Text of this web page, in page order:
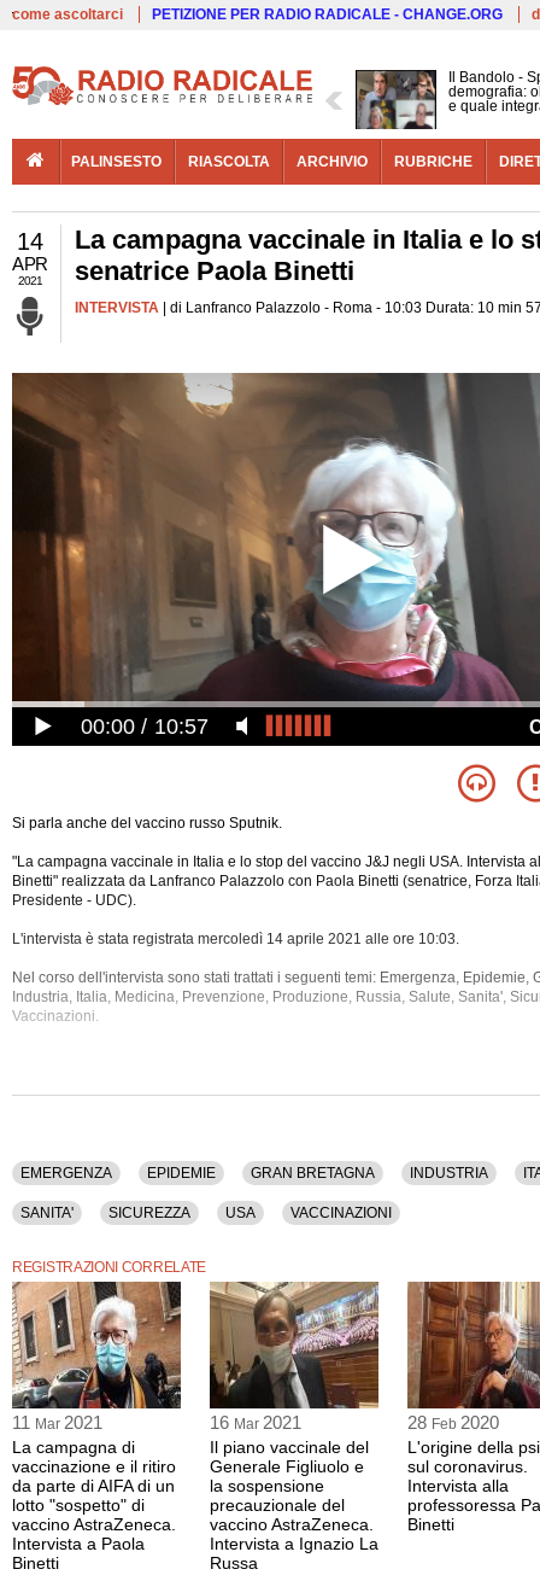
come ascoltarci PETIZIONE PER RADIO RADICALE - CHANGE.ORG
Il Bandolo -
demografia:
e quale
PALINSESTO RIASCOLTA ARCHIVIO RUBRICHE
14
APR
2021
La campagna vaccinale in Italia e lo
senatrice Paola Binetti
INTERVISTA | di Lanfranco Palazzolo - Roma - 10:03 Durata: 10 min
00:00 10:57
Si parla anche del vaccino russo Sputnik.
"La campagna vaccinale in Italia e lo stop del vaccino J&J negli USA. Intervista
Binetti" realizzata da Lanfranco Palazzolo con Paola Binetti (senatrice, Forza
Presidente - UDC).
L'intervista è stata registrata mercoledì 14 aprile 2021 alle ore 10:03.
Nel corso dell'intervista sono stati trattati i seguenti temi: Emergenza, Epidemie,
Industria, Italia, Medicina, Prevenzione, Produzione, Russia, Salute, Sanita',
Vaccinazioni.
Questaintervista è disponibile anche nella sola versione audio.
EMERGENZA EPIDEMIE GRAN BRETAGNA INDUSTRIA
SANITA' SICUREZZA USA VACCINAZIONI
REGISTRAZIONI CORRELATE
11 Mar 2021
La campagna di
vaccinazione e il ritiro
da parte di AIFA di un
lotto "sospetto" di
vaccino AstraZeneca.
Intervista a Paola
Binetti
16 Mar 2021
Il piano vaccinale del
Generale Figliuolo e
la sospensione
precauzionale del
vaccino AstraZeneca.
Intervista a Ignazio La
Russa
28 Feb 2020
L'origine della
sul coronavirus.
Intervista alla
professoressa
Binetti